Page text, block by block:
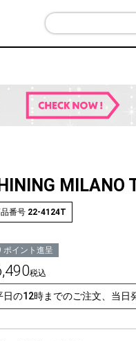
MILANO
番号 22-4124T
ポイント進呈
税込
日の12時までのご注文、当日